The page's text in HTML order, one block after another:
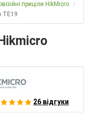
приціли HikMicro
TE19
26 відгуки